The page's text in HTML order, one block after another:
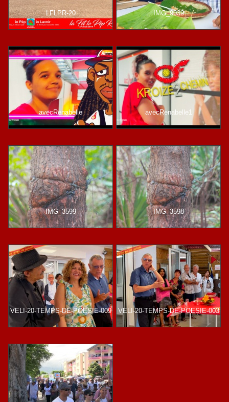
LFLPR-20 IMG_9039
avecRenabelle avecRenabelle1
IMG_3599 IMG_3598
VELI-20-TEMPS-DE-POESIE-009 VELI-20-TEMPS-DE-POESIE-003